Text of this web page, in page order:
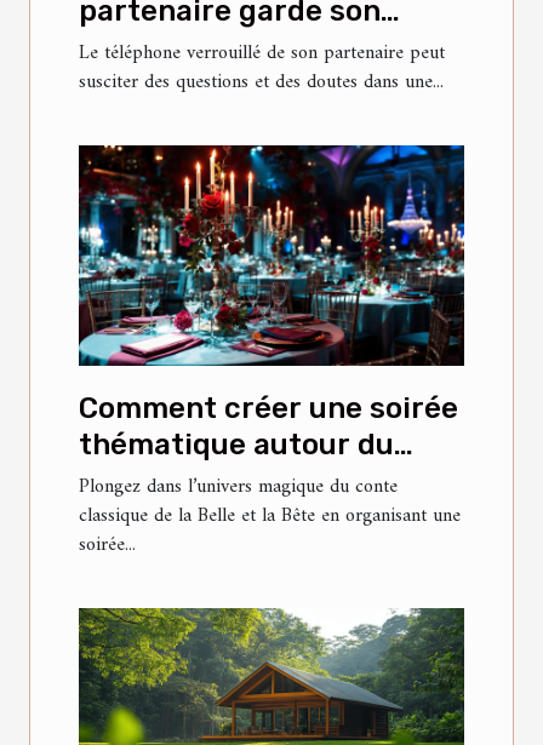
partenaire garde son
téléphone verrouillé ?
Le téléphone verrouillé de son partenaire peut
susciter des questions et des doutes dans une...
Comment créer une soirée
thématique autour du
conte classique de la Belle
et la Bête ?
Plongez dans l’univers magique du conte
classique de la Belle et la Bête en organisant une
soirée...